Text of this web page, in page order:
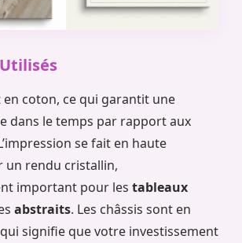
en coton, ce qui garantit une
dans le temps par rapport aux
se fait en haute
un rendu cristallin,
important pour les tableaux
abstraits. Les châssis sont en
signifie que votre investissement